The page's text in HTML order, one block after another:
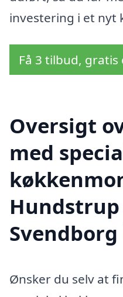
investering i et nyt
Få 3 tilbud,
Oversigt
med
Ønsker du selv at